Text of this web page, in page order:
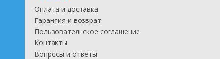
Оплата и доставка
Гарантия и возврат
Пользовательское соглашение
Контакты
Вопросы и ответы